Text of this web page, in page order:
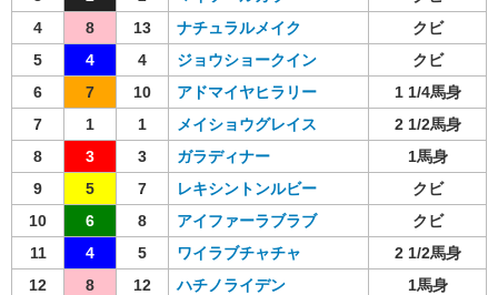
4
8 13 ナチュラルメイク
クビ
5
4 4 ジョウショークイン
クビ
6
7 10 アドマイヤヒラリー
1 1/4馬身
7
1 1 メイショウグレイス
2 1/2馬身
8
3 3 ガラディナー
1馬身
9
5 7 レキシントンルビー
クビ
10
6 8 アイファーラブラブ
クビ
11
4 5 ワイラブチャチャ
2 1/2馬身
12
8 12 ハチノライデン
1馬身